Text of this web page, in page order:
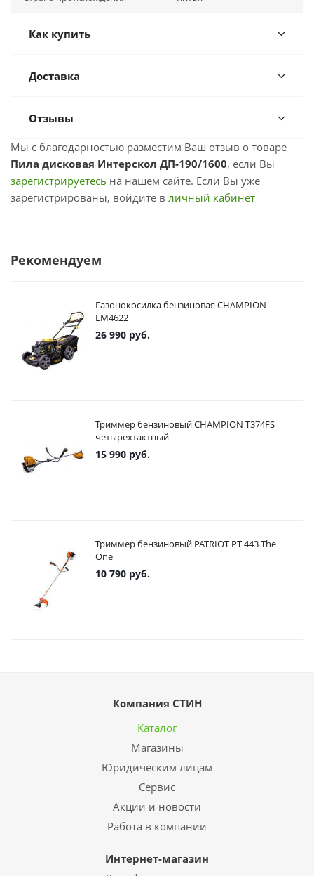
Как купить
Доставка
Отзывы
Мы с благодарностью разместим Ваш отзыв о товаре
Пила дисковая Интерскол ДП-190/1600, если Вы
зарегистрируетесь на нашем сайте. Если Вы уже
зарегистрированы, войдите в личный кабинет
Рекомендуем
Газонокосилка бензиновая CHAMPION
LM4622
26 990 руб.
Триммер бензиновый CHAMPION T374FS
четырехтактный
15 990 руб.
Триммер бензиновый PATRIOT PT 443 The
One
10 790 руб.
Компания СТИН
Каталог
Магазины
Юридическим лицам
Сервис
Акции и новости
Работа в компании
Интернет-магазин